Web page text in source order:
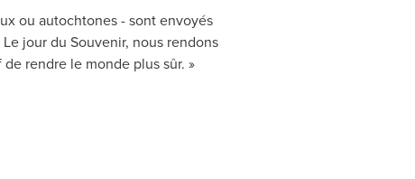
ou autochtones - sont envoyés
jour du Souvenir, nous rendons
rendre le monde plus sûr. »